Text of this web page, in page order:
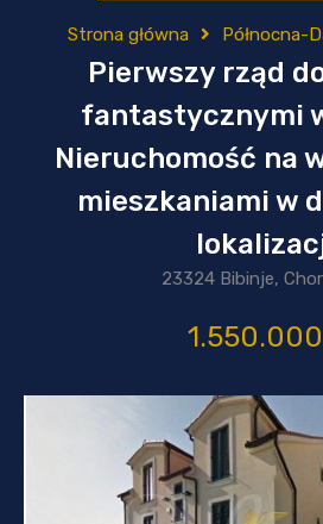
Strona główna Północna-
Pierwszy rząd
fantastycznymi
Nieruchomość na
mieszkaniami w
23324 Bibinje,